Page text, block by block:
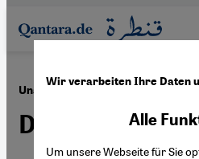
Direkt zum Inhalt springen
Unabhängige Medien in Syrien ·
Der Gewalt
Wir verarbeiten Ihre Daten
Alle
Um unsere Webseite für Sie